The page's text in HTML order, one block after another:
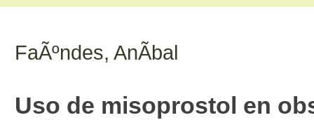
FaÃºndes, AnÃ­bal
Uso de misoprostol en